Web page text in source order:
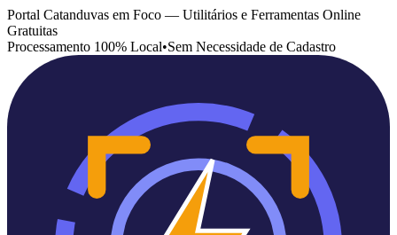
Portal Catanduvas em Foco — Utilitários e Ferramentas Online
Gratuitas
Processamento 100% Local•Sem Necessidade de Cadastro